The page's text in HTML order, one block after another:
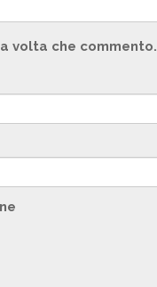
volta che commento.